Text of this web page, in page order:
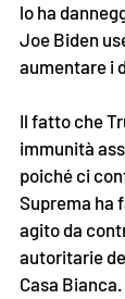
lo ha
Joe Biden
aumentare i
Il fatto che
immunità
poiché ci
Suprema ha
agito da
autoritarie
Casa